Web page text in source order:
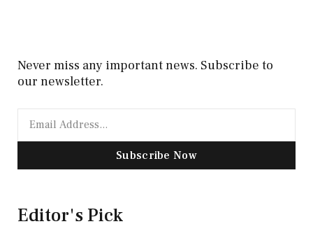
Never miss any important news. Subscribe to
our newsletter.
Subscribe Now
Editor's Pick